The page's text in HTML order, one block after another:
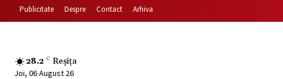
Publicitate Despre Contact Arhiva
28.2 C Reșița
Joi, 06 August 26